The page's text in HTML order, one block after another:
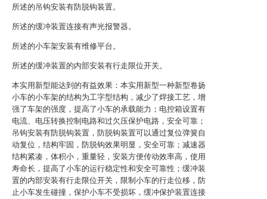
所述的吊钩安装有防脱钩装置。
所述的缓冲装置连接有声光报警器。
所述的小车架安装有维修平台。
所述的缓冲装置的内部安装有行走限位开关。
本实用新型能达到的有益效果：本实用新型一种新型卷扬
小车的小车架的结构为工字型结构，减少了焊接工艺，增
强了车架的强度，提高了小车的承载能力；电控箱设置有
电流、电压转换控制电路和过欠压保护电路，安全可靠；
吊钩安装有防脱钩装置，防脱钩装置可以通过复位弹簧自
动复位，结构牢固，防脱钩效果明显，安全可靠；减速器
结构紧凑，体积小，重量轻，安装方便传动效率高，使用
寿命长，提高了小车的运行稳定性和安全可靠性；缓冲装
置的内部安装有行走限位开关，限制小车的行走位移，防
止小车发生碰撞，保护小车不受损坏，缓冲保护装置连接